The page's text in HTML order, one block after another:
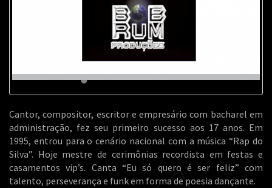
Cantor, compositor, escritor e empresário com bacharel em
administração, fez seu primeiro sucesso aos 17 anos. Em
1995, entrou para o cenário nacional com a música “Rap do
Silva”. Hoje mestre de cerimônias recordista em festas e
casamentos vip’s. Canta “Eu só quero é ser feliz” com
talento, perseverança e funk em forma de poesia dançante.